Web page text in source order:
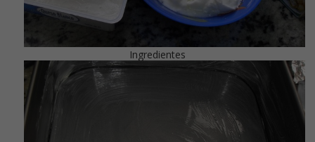
Ingredientes